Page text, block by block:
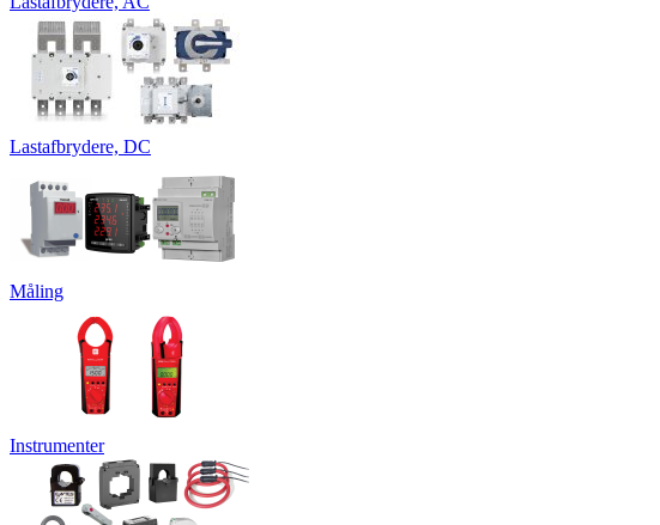
Lastafbrydere, DC
Måling
Instrumenter